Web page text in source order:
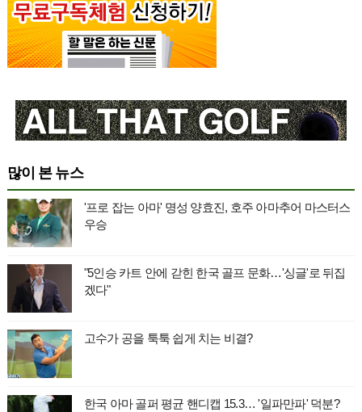
많이 본 뉴스
'프로 잡는 아마' 명성 양효진, 호주 아마추어 마스터스
우승
"5인승 카트 안에 갇힌 한국 골프 문화…'싱글'로 뒤집
겠다"
고수가 공을 툭툭 쉽게 치는 비결?
한국 아마 골퍼 평균 핸디캡 15.3… '일파만파' 덕분?